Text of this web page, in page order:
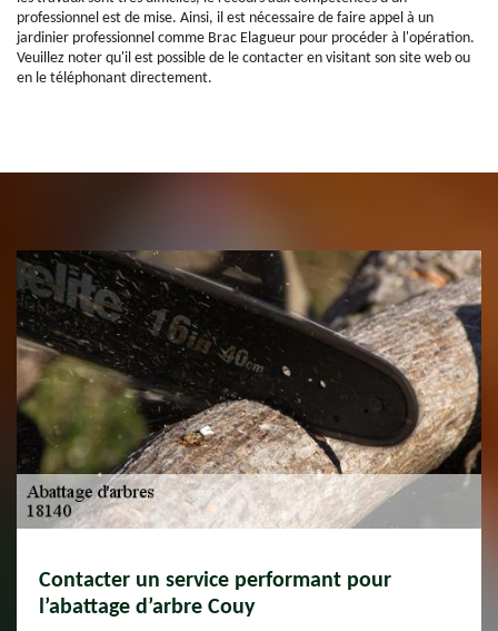
professionnel est de mise. Ainsi, il est nécessaire de faire appel à un
jardinier professionnel comme Brac Elagueur pour procéder à l'opération.
Veuillez noter qu'il est possible de le contacter en visitant son site web ou
en le téléphonant directement.
Contacter un service performant pour
l’abattage d’arbre Couy